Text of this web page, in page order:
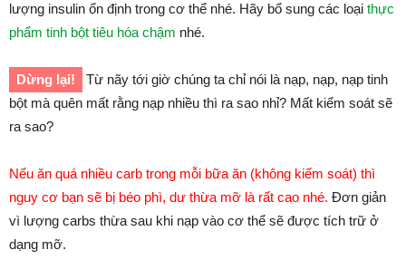
lượng insulin ổn định trong cơ thể nhé. Hãy bổ sung các loại thực
phẩm tinh bột tiêu hóa chậm nhé.
Dừng lại!
Từ nãy tới giờ chúng ta chỉ nói là nạp, nạp, nạp tinh
bột mà quên mất rằng nạp nhiều thì ra sao nhỉ? Mất kiểm soát sẽ
ra sao?
Nếu ăn quá nhiều carb trong mỗi bữa ăn (không kiểm soát) thì
nguy cơ bạn sẽ bị béo phì, dư thừa mỡ là rất cao nhé. Đơn giản
vì lượng carbs thừa sau khi nạp vào cơ thể sẽ được tích trữ ở
dạng mỡ.